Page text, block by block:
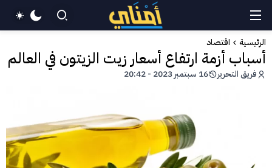
الرئيسية اقتصاد
أسباب أزمة ارتفاع أسعار زيت الزيتون في العالم
فريق التحرير 16 سبتمبر 2023 - 20:42